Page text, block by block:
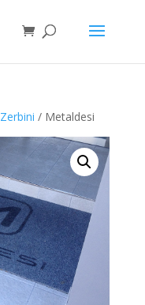
Zerbini / Metaldesi